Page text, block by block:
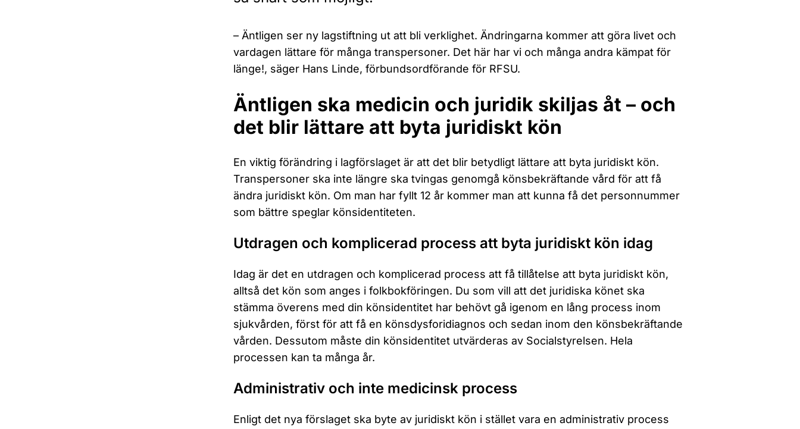
– Äntligen ser ny lagstiftning ut att bli verklighet. Ändringarna kommer att göra livet och
vardagen lättare för många transpersoner. Det här har vi och många andra kämpat för
länge!, säger Hans Linde, förbundsordförande för RFSU.
Äntligen ska medicin och juridik skiljas åt – och
det blir lättare att byta juridiskt kön
En viktig förändring i lagförslaget är att det blir betydligt lättare att byta juridiskt kön.
Transpersoner ska inte längre ska tvingas genomgå könsbekräftande vård för att få
ändra juridiskt kön. Om man har fyllt 12 år kommer man att kunna få det personnummer
som bättre speglar könsidentiteten.
Utdragen och komplicerad process att byta juridiskt kön idag
Idag är det en utdragen och komplicerad process att få tillåtelse att byta juridiskt kön,
alltså det kön som anges i folkbokföringen. Du som vill att det juridiska könet ska
stämma överens med din könsidentitet har behövt gå igenom en lång process inom
sjukvården, först för att få en könsdysforidiagnos och sedan inom den könsbekräftande
vården. Dessutom måste din könsidentitet utvärderas av Socialstyrelsen. Hela
processen kan ta många år.
Administrativ och inte medicinsk process
Enligt det nya förslaget ska byte av juridiskt kön i stället vara en administrativ process